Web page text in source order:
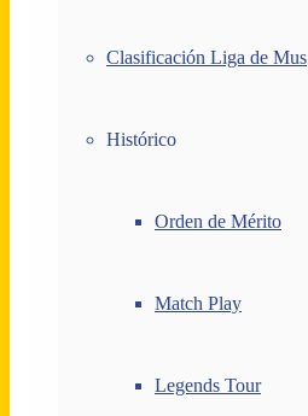
Clasificación Liga de Mus
Histórico
Orden de Mérito
Match Play
Legends Tour